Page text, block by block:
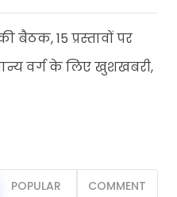
बैठक, 15 प्रस्तावों पर
वर्ग के लिए खुशखबरी,
POPULAR COMMENT